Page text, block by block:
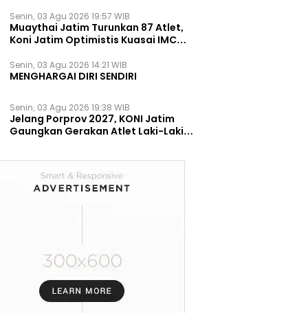
Senin, 03 Agu 2026 19:57 WIB
Muaythai Jatim Turunkan 87 Atlet,
Koni Jatim Optimistis Kuasai IMC
Senin, 03 Agu 2026 14:21 WIB
MENGHARGAI DIRI SENDIRI
Senin, 03 Agu 2026 19:38 WIB
Jelang Porprov 2027, KONI Jatim
Gaungkan Gerakan Atlet Laki-Laki